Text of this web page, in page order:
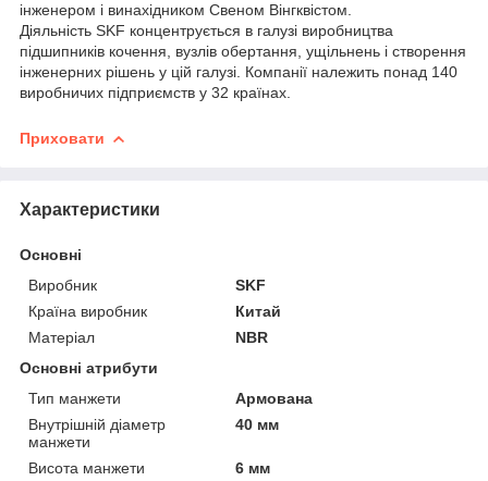
інженером і винахідником Свеном Вінгквістом.
Діяльність SKF концентрується в галузі виробництва
підшипників кочення, вузлів обертання, ущільнень і створення
інженерних рішень у цій галузі. Компанії належить понад 140
виробничих підприємств у 32 країнах.
Приховати
Характеристики
Основні
Виробник
SKF
Країна виробник
Китай
Матеріал
NBR
Основні атрибути
Тип манжети
Армована
Внутрішній діаметр
манжети
40 мм
Висота манжети
6 мм